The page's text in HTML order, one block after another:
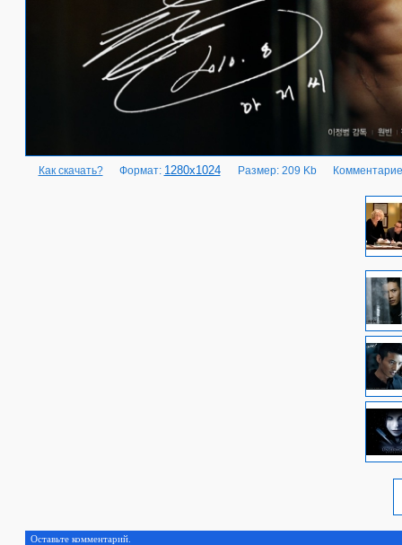
Как скачать? Формат: 1280x1024 Размер: 209 Kb
Оставьте комментарий.